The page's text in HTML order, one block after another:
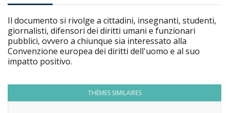
Il documento si rivolge a cittadini, insegnanti, studenti,
giornalisti, difensori dei diritti umani e funzionari
pubblici, ovvero a chiunque sia interessato alla
Convenzione europea dei diritti dell'uomo e al suo
impatto positivo.
THÈMES SIMILAIRES